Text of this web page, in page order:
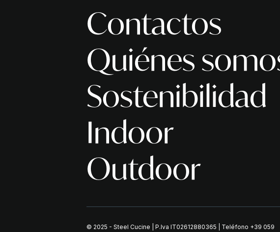
Contactos
Quiénes
Sostenibilidad
Indoor
Outdoor
© 2025 - Steel Cucine | P.Iva IT02612880365 | Teléfono +39 059